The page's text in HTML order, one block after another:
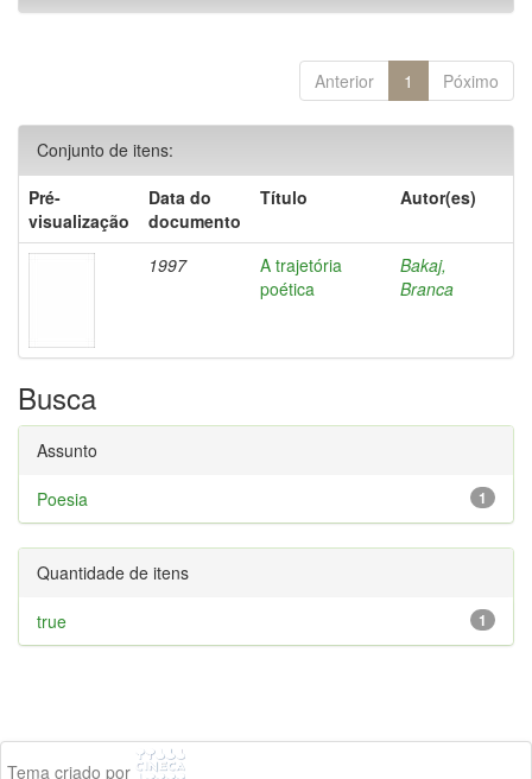
Anterior 1 Póximo
Conjunto de itens:
Pré-
visualização
Data do
documento
Título Autor(es)
1997
A trajetória
poética
Bakaj,
Branca
Busca
Assunto
1
Poesia
Quantidade de itens
1
true
Tema criado por